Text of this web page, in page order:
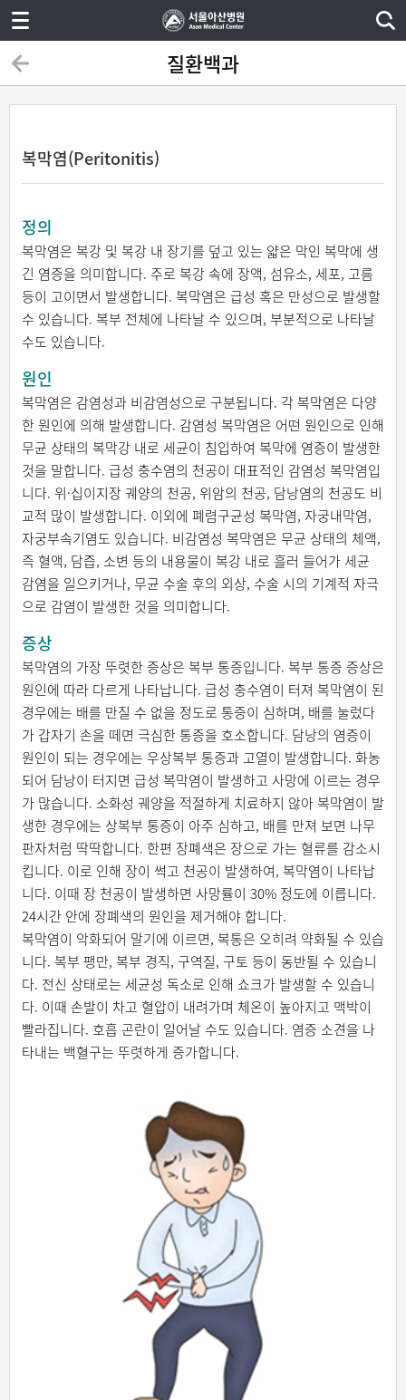
질환백과
복막염(Peritonitis)
정의
복막염은 복강 및 복강 내 장기를 덮고 있는 얇은 막인 복막에 생
긴 염증을 의미합니다. 주로 복강 속에 장액, 섬유소, 세포, 고름
등이 고이면서 발생합니다. 복막염은 급성 혹은 만성으로 발생할
수 있습니다. 복부 전체에 나타날 수 있으며, 부분적으로 나타날
수도 있습니다.
원인
복막염은 감염성과 비감염성으로 구분됩니다. 각 복막염은 다양
한 원인에 의해 발생합니다. 감염성 복막염은 어떤 원인으로 인해
무균 상태의 복막강 내로 세균이 침입하여 복막에 염증이 발생한
것을 말합니다. 급성 충수염의 천공이 대표적인 감염성 복막염입
니다. 위·십이지장 궤양의 천공, 위암의 천공, 담낭염의 천공도 비
교적 많이 발생합니다. 이외에 폐렴구균성 복막염, 자궁내막염,
자궁부속기염도 있습니다. 비감염성 복막염은 무균 상태의 체액,
즉 혈액, 담즙, 소변 등의 내용물이 복강 내로 흘러 들어가 세균
감염을 일으키거나, 무균 수술 후의 외상, 수술 시의 기계적 자극
으로 감염이 발생한 것을 의미합니다.
증상
복막염의 가장 뚜렷한 증상은 복부 통증입니다. 복부 통증 증상은
원인에 따라 다르게 나타납니다. 급성 충수염이 터져 복막염이 된
경우에는 배를 만질 수 없을 정도로 통증이 심하며, 배를 눌렀다
가 갑자기 손을 떼면 극심한 통증을 호소합니다. 담낭의 염증이
원인이 되는 경우에는 우상복부 통증과 고열이 발생합니다. 화농
되어 담낭이 터지면 급성 복막염이 발생하고 사망에 이르는 경우
가 많습니다. 소화성 궤양을 적절하게 치료하지 않아 복막염이 발
생한 경우에는 상복부 통증이 아주 심하고, 배를 만져 보면 나무
판자처럼 딱딱합니다. 한편 장폐색은 장으로 가는 혈류를 감소시
킵니다. 이로 인해 장이 썩고 천공이 발생하여, 복막염이 나타납
니다. 이때 장 천공이 발생하면 사망률이 30% 정도에 이릅니다.
24시간 안에 장폐색의 원인을 제거해야 합니다.
복막염이 악화되어 말기에 이르면, 복통은 오히려 약화될 수 있습
니다. 복부 팽만, 복부 경직, 구역질, 구토 등이 동반될 수 있습니
다. 전신 상태로는 세균성 독소로 인해 쇼크가 발생할 수 있습니
다. 이때 손발이 차고 혈압이 내려가며 체온이 높아지고 맥박이
빨라집니다. 호흡 곤란이 일어날 수도 있습니다. 염증 소견을 나
타내는 백혈구는 뚜렷하게 증가합니다.